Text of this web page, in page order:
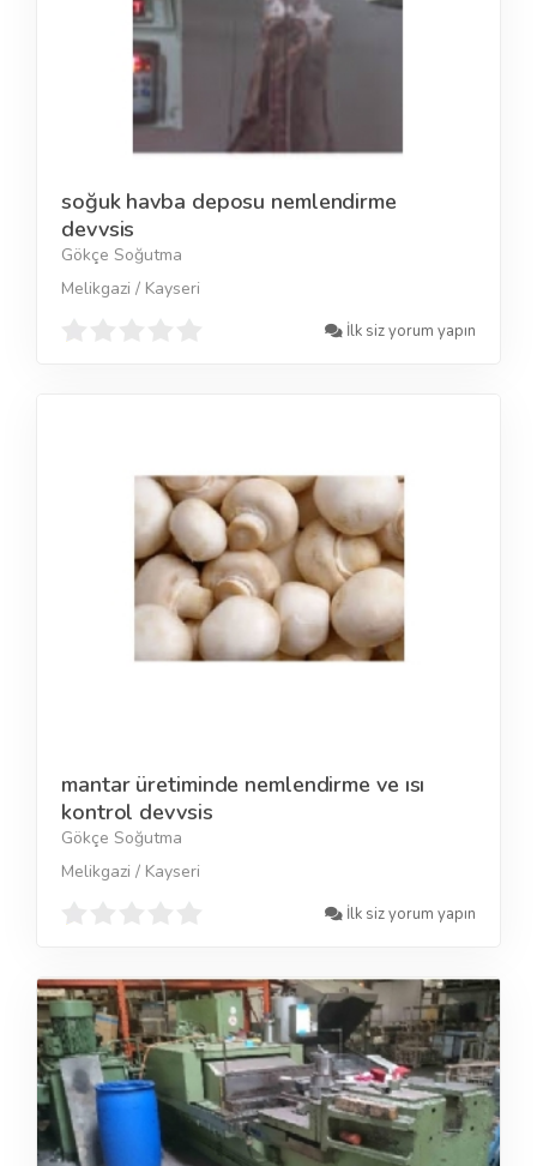
soğuk havba deposu nemlendirme
devvsis
Gökçe Soğutma
Melikgazi / Kayseri
İlk siz yorum yapın
mantar üretiminde nemlendirme ve ısı
kontrol devvsis
Gökçe Soğutma
Melikgazi / Kayseri
İlk siz yorum yapın